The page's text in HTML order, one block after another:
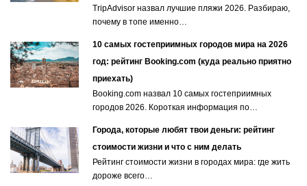
TripAdvisor назвал лучшие пляжи 2026. Разбираю,
почему в топе именно…
10 самых гостеприимных городов мира на 2026
год: рейтинг Booking.com (куда реально приятно
приехать)
Booking.com назвал 10 самых гостеприимных
городов 2026. Короткая информация по…
Города, которые любят твои деньги: рейтинг
стоимости жизни и что с ним делать
Рейтинг стоимости жизни в городах мира: где жить
дороже всего…